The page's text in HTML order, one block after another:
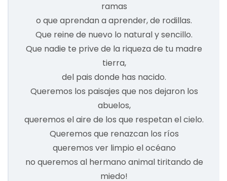
ramas
o que aprendan a aprender, de rodillas.
Que reine de nuevo lo natural y sencillo.
Que nadie te prive de la riqueza de tu madre
tierra,
del pais donde has nacido.
Queremos los paisajes que nos dejaron los
abuelos,
queremos el aire de los que respetan el cielo.
Queremos que renazcan los ríos
queremos ver limpio el océano
no queremos al hermano animal tiritando de
miedo!